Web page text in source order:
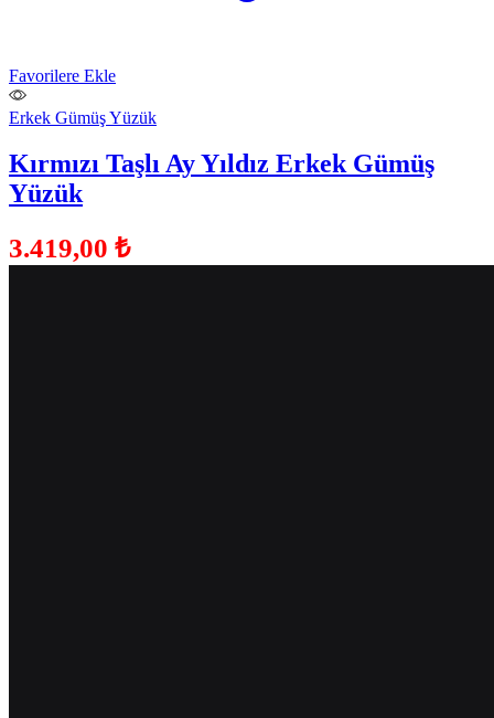
Favorilere Ekle
Erkek Gümüş Yüzük
Kırmızı Taşlı Ay Yıldız Erkek Gümüş
Yüzük
3.419,00 ₺